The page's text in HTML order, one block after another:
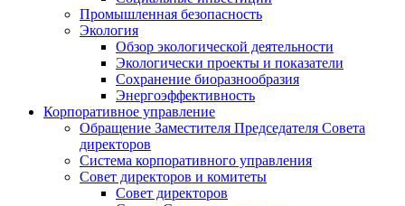
Промышленная безопасность
Экология
Обзор экологической деятельности
Экологически проекты и показатели
Сохранение биоразнообразия
Энергоэффективность
Корпоративное управление
Обращение Заместителя Председателя Совета
директоров
Система корпоративного управления
Совет директоров и комитеты
Совет директоров